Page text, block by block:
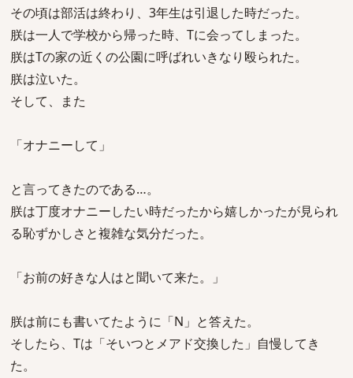
その頃は部活は終わり、3年生は引退した時だった。
朕は一人で学校から帰った時、Tに会ってしまった。
朕はTの家の近くの公園に呼ばれいきなり殴られた。
朕は泣いた。
そして、また
「オナニーして」
と言ってきたのである…。
朕は丁度オナニーしたい時だったから嬉しかったが見られ
る恥ずかしさと複雑な気分だった。
「お前の好きな人はと聞いて来た。」
朕は前にも書いてたように「N」と答えた。
そしたら、Tは「そいつとメアド交換した」自慢してき
た。